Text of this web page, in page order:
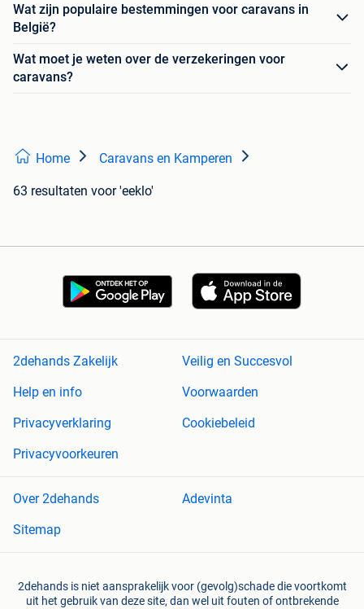
Wat zijn populaire bestemmingen voor caravans in
België?
Wat moet je weten over de verzekeringen voor
caravans?
Home Caravans en Kamperen
63 resultaten voor 'eeklo'
2dehands Zakelijk
Veilig en Succesvol
Help en info
Voorwaarden
Privacyverklaring
Cookiebeleid
Privacyvoorkeuren
Over 2dehands
Adevinta
Sitemap
2dehands is niet aansprakelijk voor (gevolg)schade die voortkomt
uit het gebruik van deze site, dan wel uit fouten of ontbrekende